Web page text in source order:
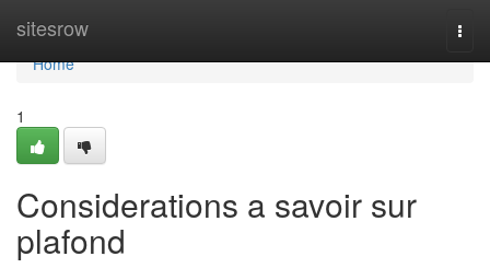
sitesrow
Home
Home
1
Considerations a savoir sur
plafond